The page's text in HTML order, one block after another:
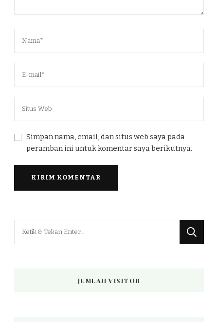
Simpan nama, email, dan situs web saya pada
peramban ini untuk komentar saya berikutnya.
JUMLAH VISITOR